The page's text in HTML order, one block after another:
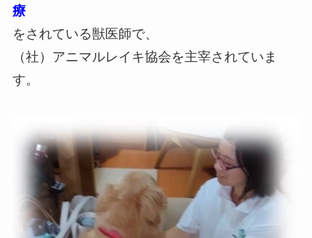
療
をされている獣医師で、
（社）アニマルレイキ協会を主宰されていま
す。